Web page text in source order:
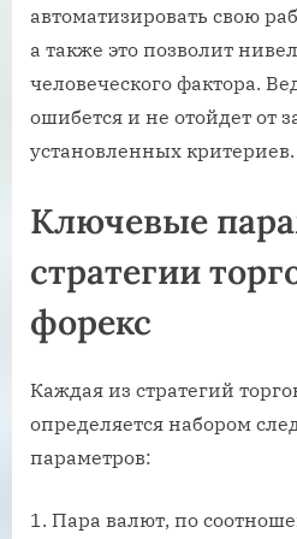
автоматизировать свою
а также это позволит
человеческого фактора.
ошибется и не отойдет от
установленных критериев.
Ключевые
стратегии
форекс
Каждая из стратегий
определяется набором
параметров:
1. Пара валют, по